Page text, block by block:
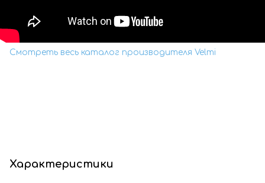
Смотреть весь каталог производителя Velmi
Характеристики